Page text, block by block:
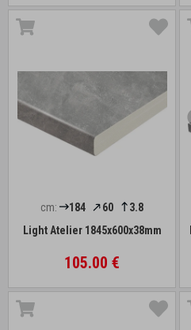
cm: 184 60
3.8
Light Atelier 1845x600x38mm
105.00 €